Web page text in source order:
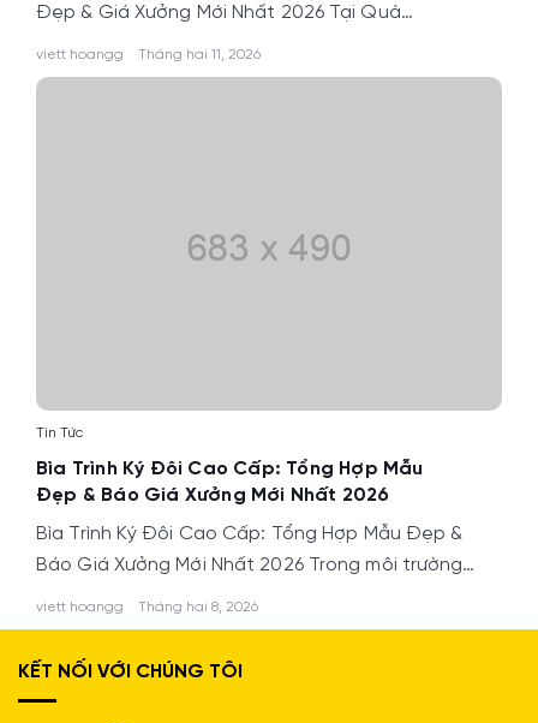
Đẹp & Giá Xưởng Mới Nhất 2026 Tại Quà…
viett hoangg Tháng hai 11, 2026
Tin Tức
Bìa Trình Ký Đôi Cao Cấp: Tổng Hợp Mẫu
Đẹp & Báo Giá Xưởng Mới Nhất 2026
Bìa Trình Ký Đôi Cao Cấp: Tổng Hợp Mẫu Đẹp &
Báo Giá Xưởng Mới Nhất 2026 Trong môi trường…
viett hoangg Tháng hai 8, 2026
KẾT NỐI VỚI CHÚNG TÔI